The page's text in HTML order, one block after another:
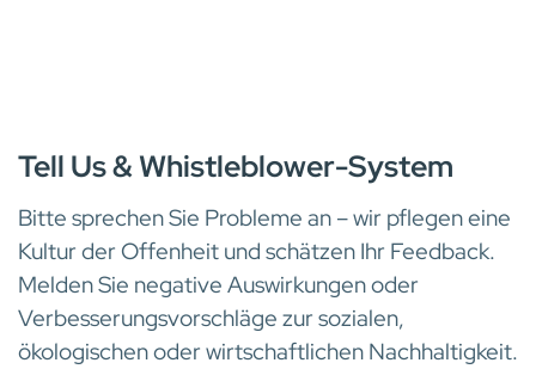
Tell Us & Whistleblower-System
Bitte sprechen Sie Probleme an – wir pflegen eine
Kultur der Offenheit und schätzen Ihr Feedback.
Melden Sie negative Auswirkungen oder
Verbesserungsvorschläge zur sozialen,
ökologischen oder wirtschaftlichen Nachhaltigkeit.